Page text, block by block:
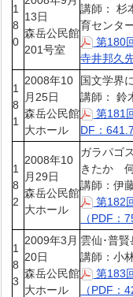
1
8
0
13日
森岳公民館
201号室
講師： 杉
育センター
第180
寺井邦久
1
8
1
2008年10
月25日
森岳公民館
大ホール
国文学界
講師： 鈴
第181
DF：
1
8
2
2008年10
月29日
森岳公民館
大ホール
ガラパゴ
きたか
講師：伊
第182
（PDF
1
8
3
2009年3月
20日
森岳公民館
大ホール
雲仙･普
講師：小
第183
（PDF